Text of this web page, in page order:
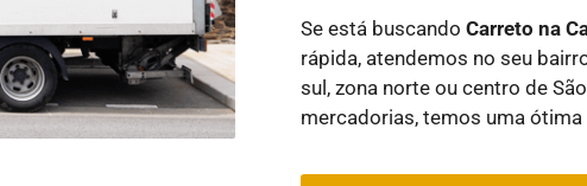
Se está buscandoCarreto na
rápida, atendemos no seu
sul, zona norte ou centro de
mercadorias, temos uma